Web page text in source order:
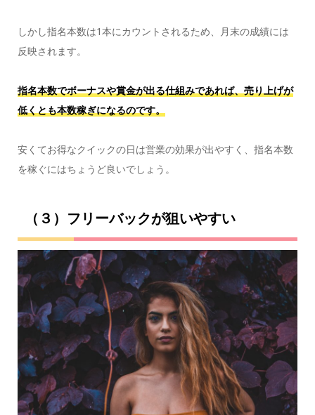
しかし指名本数は1本にカウントされるため、月末の成績には
反映されます。
指名本数でボーナスや賞金が出る仕組みであれば、売り上げが
低くとも本数稼ぎになるのです。
安くてお得なクイックの日は営業の効果が出やすく、指名本数
を稼ぐにはちょうど良いでしょう。
（３）フリーバックが狙いやすい